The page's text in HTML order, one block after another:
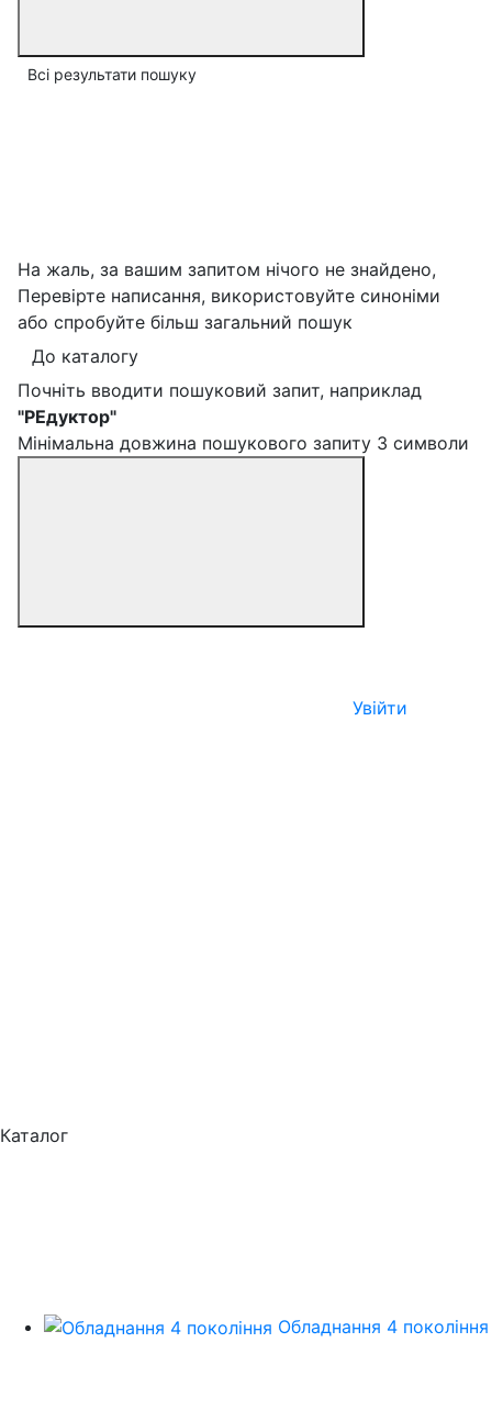
Всі результати пошуку
На жаль, за вашим запитом нічого не знайдено,
Перевірте написання, використовуйте синоніми
або спробуйте більш загальний пошук
До каталогу
Почніть вводити пошуковий запит, наприклад
"РЕдуктор"
Мінімальна довжина пошукового запиту 3 символи
Увійти
Каталог
Обладнання 4 покоління